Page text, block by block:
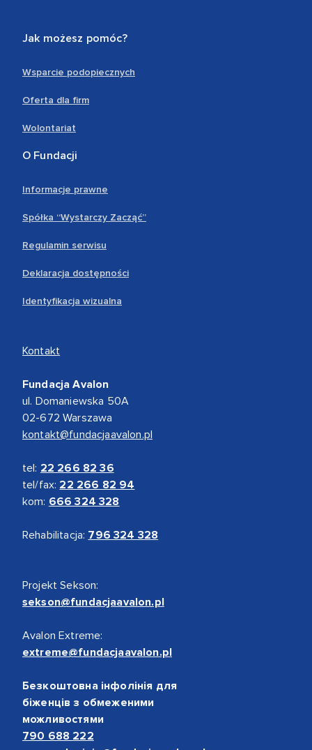
Jak możesz pomóc?
Wsparcie podopiecznych
Oferta dla firm
Wolontariat
O Fundacji
Informacje prawne
Spółka “Wystarczy Zacząć”
Regulamin serwisu
Deklaracja dostępności
Identyfikacja wizualna
Kontakt
Fundacja Avalon
ul. Domaniewska 50A
02-672 Warszawa
kontakt@fundacjaavalon.pl
tel: 22 266 82 36
tel/fax: 22 266 82 94
kom: 666 324 328
Rehabilitacja: 796 324 328
Projekt Sekson:
sekson@fundacjaavalon.pl
Avalon Extreme:
extreme@fundacjaavalon.pl
Безкоштовна інфолінія для
біженців з обмеженими
можливостями
790 688 222